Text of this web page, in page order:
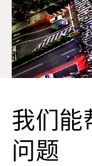
我们能
问题